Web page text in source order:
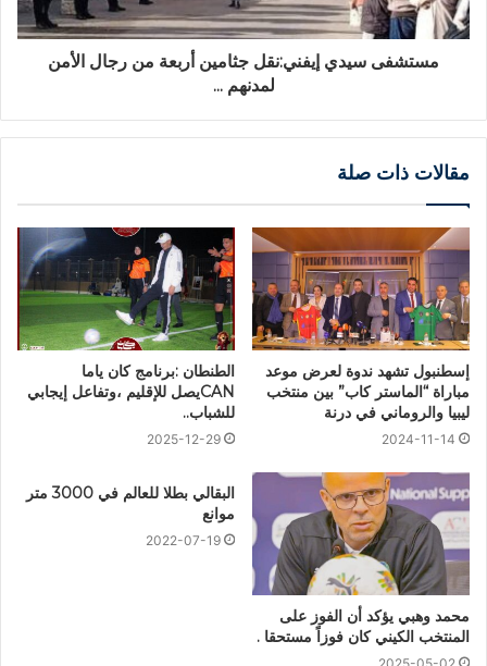
مستشفى سيدي إيفني:نقل جثامين أربعة من رجال الأمن
لمدنهم ...
مقالات ذات صلة
إسطنبول تشهد ندوة لعرض موعد
مباراة “الماستر كاب” بين منتخب
ليبيا والروماني في درنة
2024-11-14
الطنطان :برنامج كان ياما
CANيصل للإقليم ،وتفاعل إيجابي
للشباب..
2025-12-29
محمد وهبي يؤكد أن الفوز على
المنتخب الكيني كان فوزاً مستحقا .
البقالي بطلا للعالم في 3000 متر
موانع
2022-07-19